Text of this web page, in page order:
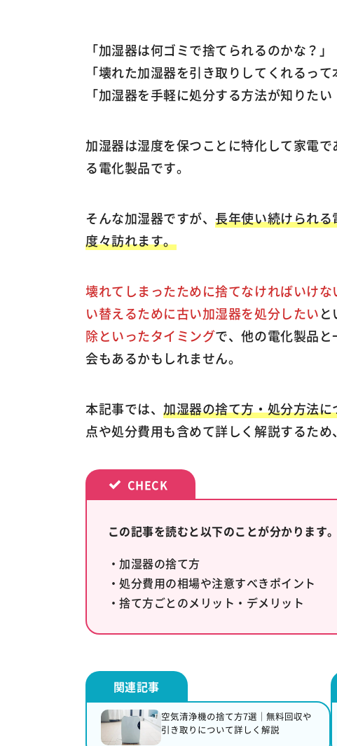
「加湿器は何ゴミで捨てられるのかな？」
「壊れた加湿器を引き取りしてくれるって
「加湿器を手軽に処分する方法が知りたい
加湿器は湿度を保つことに特化して家電
る電化製品です。
そんな加湿器ですが、長年使い続けられ
度々訪れます。
壊れてしまったために捨てなければいけな
い替えるために古い加湿器を処分したい
除といったタイミングで、他の電化製品
会もあるかもしれません。
本記事では、加湿器の捨て方・処分方法
点や処分費用も含めて詳しく解説するため
この記事を読むと以下のことが分かります。
・加湿器の捨て方
・処分費用の相場や注意すべきポイント
・捨て方ごとのメリット・デメリット
空気清浄機の捨て方7選｜無料回収や
引き取りについて詳しく解説